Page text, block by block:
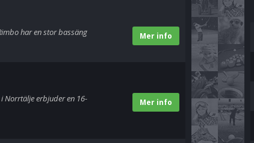
Mer info
har en stor bassäng
Mer info
Norrtälje erbjuder en 16-